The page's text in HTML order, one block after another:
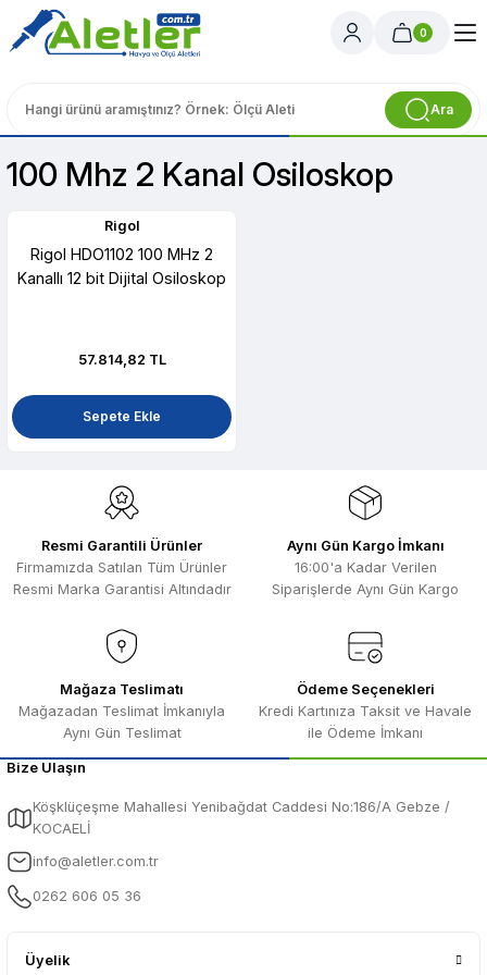
Ara
0
100 Mhz 2 Kanal Osiloskop
Rigol
Rigol HDO1102 100 MHz 2
Kanallı 12 bit Dijital Osiloskop
57.814,82 TL
Sepete Ekle
Resmi Garantili Ürünler
Firmamızda Satılan Tüm Ürünler
Resmi Marka Garantisi Altındadır
Aynı Gün Kargo İmkanı
16:00'a Kadar Verilen
Siparişlerde Aynı Gün Kargo
Mağaza Teslimatı
Mağazadan Teslimat İmkanıyla
Aynı Gün Teslimat
Ödeme Seçenekleri
Kredi Kartınıza Taksit ve Havale
ile Ödeme İmkanı
Bize Ulaşın
Köşklüçeşme Mahallesi Yenibağdat Caddesi No:186/A Gebze /
KOCAELİ
info@aletler.com.tr
0262 606 05 36
Üyelik